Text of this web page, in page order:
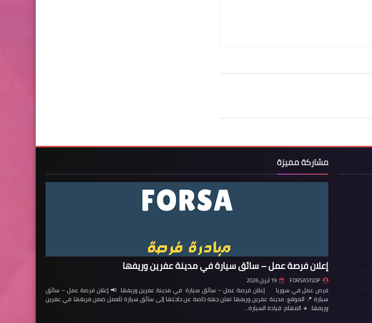
مشاركة مميزة
إعلان فرصة عمل – سائق سيارة في مدينة عفرين وريفها
FORSASYJOP 19 أبريل 2026
فرص عمل في سوريا إعلان فرصة عمل – سائق سيارة في مدينة عفرين وريفها 📢 إعلان فرصة عمل – سائق
سيارة 📍 الموقع: مدينة عفرين وريفها تعلن جهة خاصة عن حاجتها إلى سائق سيارة للعمل ضمن فريقها في عفرين
وريفها. 🔹 المهام: قيادة السيارة…